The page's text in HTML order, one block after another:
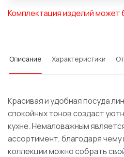
Комплектация изделий может
Описание Характеристики
Красивая и удобная посуда
спокойных тонов создаст
кухне. Немаловажным
ассортимент, благодаря чему
коллекции можно собрать